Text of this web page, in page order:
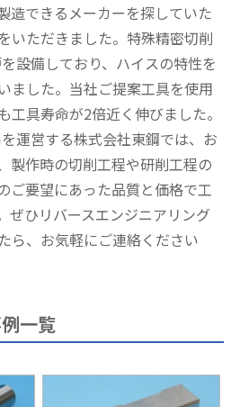
造できるメーカーを探していた
いただきました。特殊精密切削
設備しており、ハイスの特性を
ました。当社ご提案工具を使用
工具寿命が2倍近く伸びました。
運営する株式会社東鋼では、お
製作時の切削工程や研削工程の
ご要望にあった品質と価格で工
ぜひリバースエンジニアリング
ら、お気軽にご連絡ください
一覧